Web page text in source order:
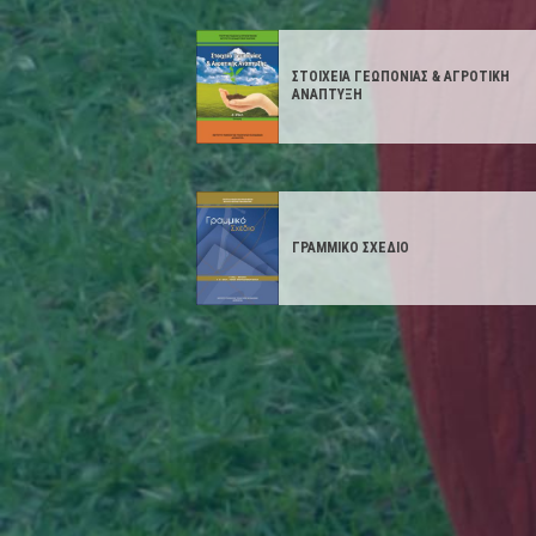
ΣΤΟΙΧΕΙΑ ΓΕΩΠΟΝΙΑΣ & ΑΓΡΟΤΙΚΗ
ΑΝΑΠΤΥΞΗ
ΓΡΑΜΜΙΚΟ ΣΧΕΔΙΟ